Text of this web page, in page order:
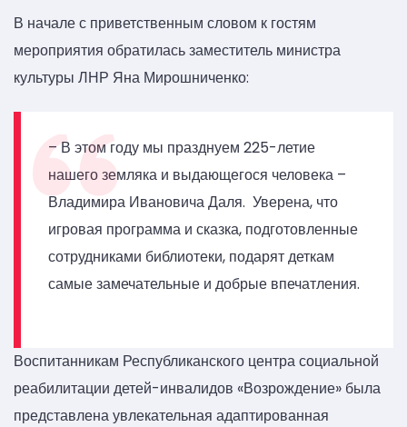
В начале с приветственным словом к гостям
мероприятия обратилась заместитель министра
культуры ЛНР Яна Мирошниченко:
– В этом году мы празднуем 225-летие
нашего земляка и выдающегося человека –
Владимира Ивановича Даля. Уверена, что
игровая программа и сказка, подготовленные
сотрудниками библиотеки, подарят деткам
самые замечательные и добрые впечатления.
Воспитанникам Республиканского центра социальной
реабилитации детей-инвалидов «Возрождение» была
представлена увлекательная адаптированная